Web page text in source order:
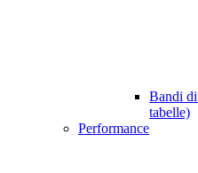
Bandi
tabelle)
Performance